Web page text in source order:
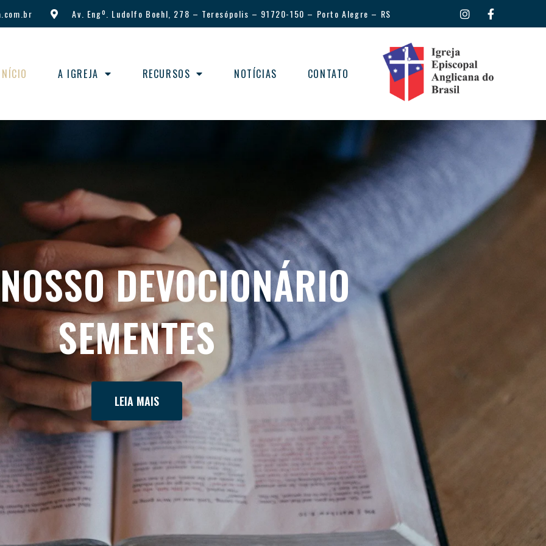
Av. Engº. Ludolfo Boehl, 278 – Teresópolis – 91720-150 – Porto Alegre – RS
A IGREJA RECURSOS NOTÍCIAS CONTATO
DEVOCIONÁRIO
SEMENTES
LEIA MAIS